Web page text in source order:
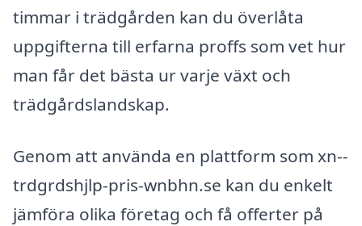
timmar i trädgården kan du överlåta
uppgifterna till erfarna proffs som vet hur
man får det bästa ur varje växt och
trädgårdslandskap.
Genom att använda en plattform som xn--
trdgrdshjlp-pris-wnbhn.se kan du enkelt
jämföra olika företag och få offerter på